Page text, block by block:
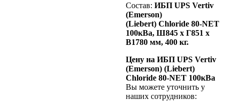
Состав: ИБП UPS Vertiv
(Emerson)
(Liebert) Chloride 80-NET
100кВа, Ш845 х Г851 х
В1780 мм, 400 кг.
Цену на ИБП UPS Vertiv
(Emerson) (Liebert)
Chloride 80-NET 100кВа
Вы можете уточнить у
наших сотрудников: